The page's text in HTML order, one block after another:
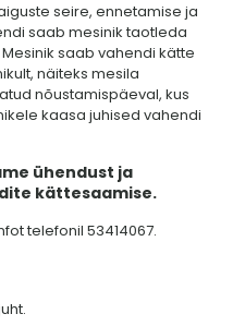
seire, ennetamise ja
saab mesinik taotleda
Mesinik saab vahendi kätte
näiteks mesila
nõustamispäeval, kus
kaasa juhised vahendi
ühendust ja
kättesaamise.
telefonil 53414067.